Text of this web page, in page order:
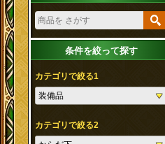
条件を絞って探す
カテゴリで絞る1
カテゴリで絞る2